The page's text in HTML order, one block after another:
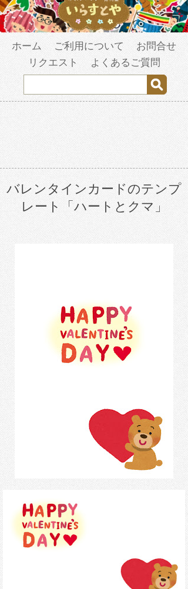
ホーム ご利用について
お問合せ
リクエスト
よくあるご質問
バレンタインカードのテンプ
レート「ハートとクマ」